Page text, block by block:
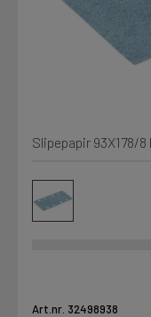
Kjemi,
Annet
Min Fleet
Prislister
Firmainformasjon
Slipepapir 93X178/8
Art.nr. 32498938